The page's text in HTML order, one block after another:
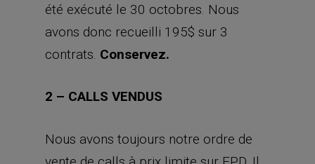
été exécuté le 30 octobres. Nous
avons donc recueilli 195$ sur 3
contrats. Conservez.
2 – CALLS VENDUS
Nous avons toujours notre ordre de